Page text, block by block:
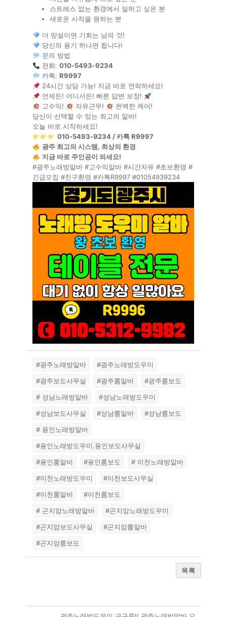
스트레스 없는 환경에서 일하고 싶은 분
새로운 시작을 원하는 분
더 망설이면 기회는 남의 것!
당신의 용기 하나면 됩니다!
문의 방법
전화:010-5493-9234
카톡:R9997
24시간 상담 가능! 지금 바로 연락하세요!
언제든! 어디서든! 빠른 답변 보장!
고수익!
자유근무!
완벽한 케어!
당신이 선택할 수 있는 최고의 알바!
오늘 바로 시작하세요!
010-5493-9234 / 카톡 R9997
광주 최고의 시스템, 최상의 환경
지금 바로 주인공이 되세요!
#광주노래방알바 #고수익알바 #시간자유 #초보환영 #
긴급모집 #친구환영 #카톡R9997 #01054939234
#광주노래방알바
#광주노래방도우미
#광주보도사무실
#광주룸알바
#광주룸보도
# 성남노래방알바
#성남노래방도우미
#성남보도사무실
#성남룸알바
#성남룸보도
# 용인노래방알바
#용인노래방도우미.용인보도사무실
#용인룸알바
#용인룸보도
# 이천노래방알바
#이천노래방도우미
#이천보도사무실
#이천룸알바
#이천룸보도
# 곤지암노래방알바
#곤지암노래방도우미
#곤지암보도사무실
#곤지암룸알바
#곤지암룸보도
목록